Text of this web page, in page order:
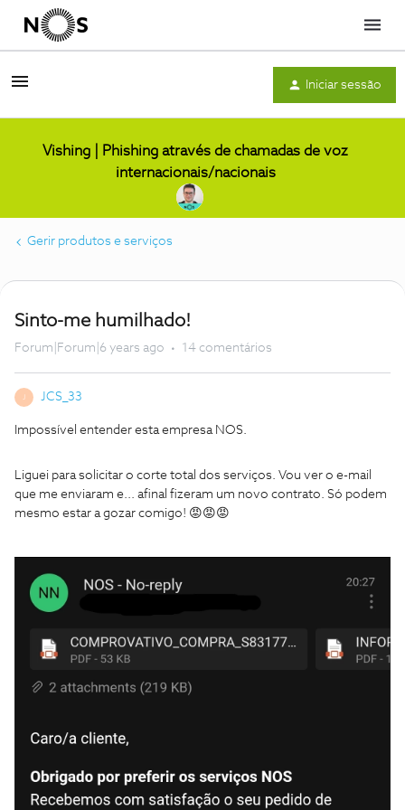
Menu
Iniciar sessão
Vishing | Phishing através de chamadas de voz
internacionais/nacionais
Gerir produtos e serviços
Sinto-me humilhado!
Forum|Forum|6 years ago 14 comentários
JCS_33
Impossível entender esta empresa NOS.
Liguei para solicitar o corte total dos serviços. Vou ver o e-mail
que me enviaram e... afinal fizeram um novo contrato. Só podem
mesmo estar a gozar comigo! 😡😡😡